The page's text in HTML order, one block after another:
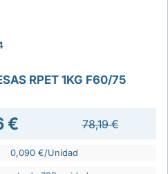
RPET 1KG F60/75
€ 78,19 €
0,090 €/Unidad